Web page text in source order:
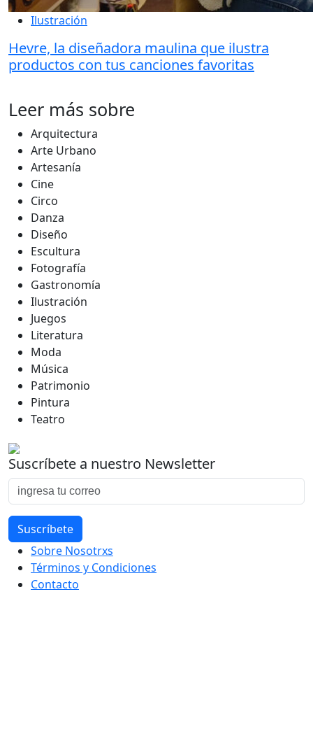
Ilustración
Hevre, la diseñadora maulina que ilustra
productos con tus canciones favoritas
Leer más sobre
Arquitectura
Arte Urbano
Artesanía
Cine
Circo
Danza
Diseño
Escultura
Fotografía
Gastronomía
Ilustración
Juegos
Literatura
Moda
Música
Patrimonio
Pintura
Teatro
Suscríbete a nuestro Newsletter
Sobre Nosotrxs
Términos y Condiciones
Contacto